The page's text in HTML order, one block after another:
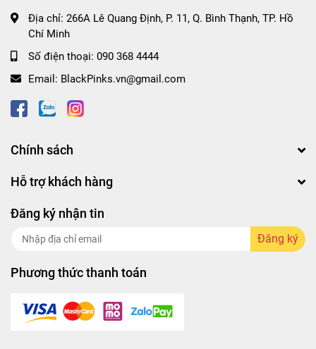
Địa chỉ: 266A Lê Quang Định, P. 11, Q. Bình Thạnh, TP. Hồ
Chí Minh
Số điện thoại: 090 368 4444
Email: BlackPinks.vn@gmail.com
Chính sách
Hỗ trợ khách hàng
Đăng ký nhận tin
Đăng ký
Phương thức thanh toán